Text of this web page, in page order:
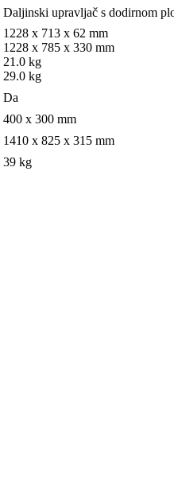
Daljinski upravljač s dodirnom
1228 x 713 x 62 mm
1228 x 785 x 330 mm
21.0 kg
29.0 kg
Da
400 x 300 mm
1410 x 825 x 315 mm
39 kg